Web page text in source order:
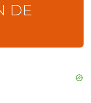
DE